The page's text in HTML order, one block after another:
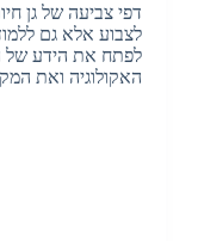
דפי צביעה של גן
לצבוע אלא גם
לפתח את הידע של
האקולוגיה ואת